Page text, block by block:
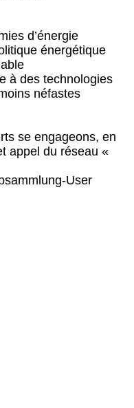
d’énergie
énergétique
à des technologies
néfastes
se engageons, en
appel du réseau «
User